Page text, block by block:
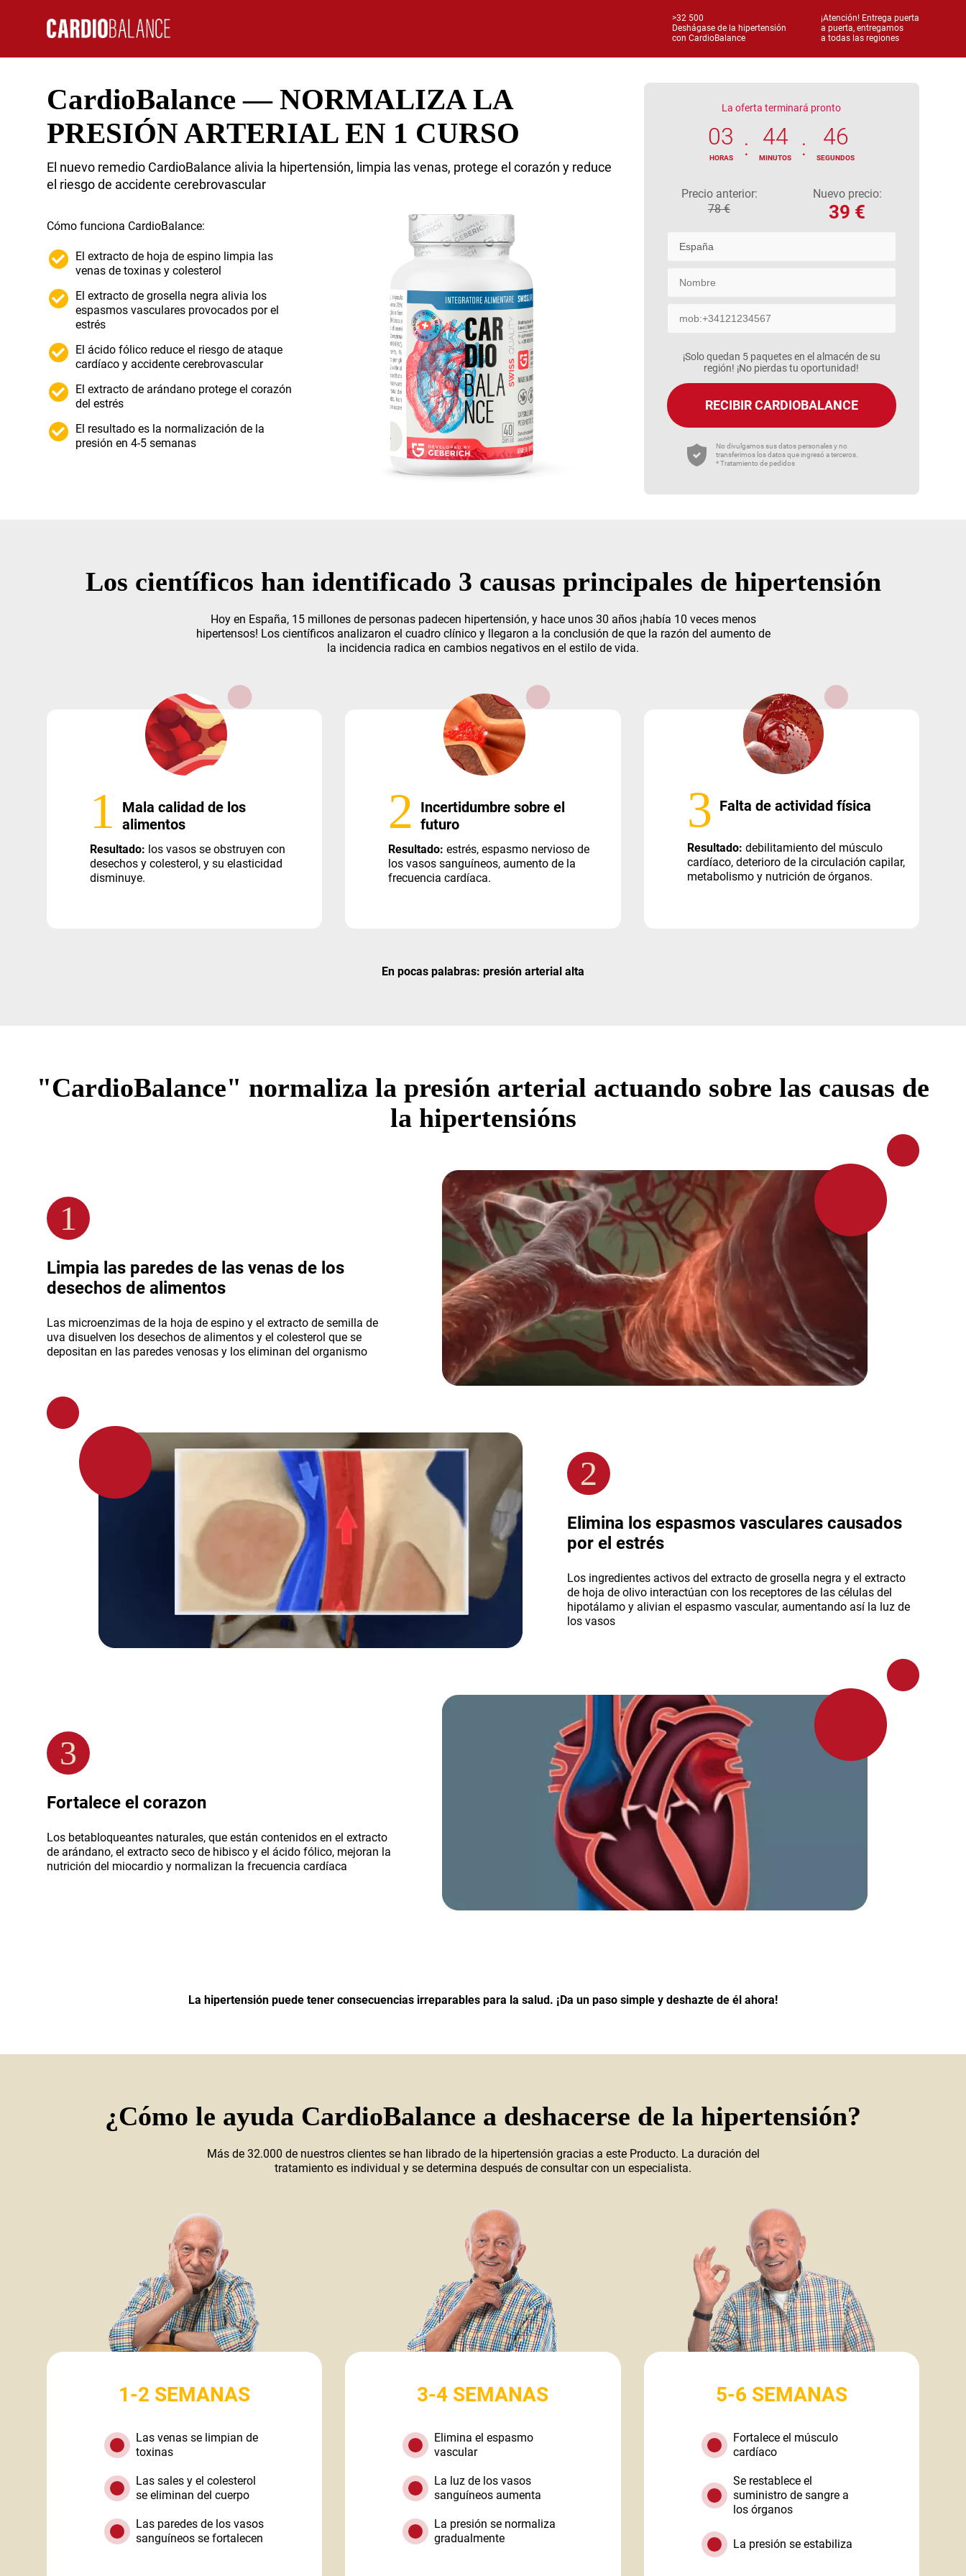
>32 500
Deshágase de la hipertensión
con CardioBalance
¡Atención! Entrega puerta
a puerta, entregamos
a todas las regiones
CardioBalance — NORMALIZA LA
PRESIÓN ARTERIAL EN 1 CURSO
El nuevo remedio CardioBalance alivia la hipertensión, limpia las venas, protege el corazón y reduce
el riesgo de accidente cerebrovascular
Cómo funciona CardioBalance:
El extracto de hoja de espino limpia las
venas de toxinas y colesterol
El extracto de grosella negra alivia los
espasmos vasculares provocados por el
estrés
El ácido fólico reduce el riesgo de ataque
cardíaco y accidente cerebrovascular
El extracto de arándano protege el corazón
del estrés
El resultado es la normalización de la
presión en 4-5 semanas
La oferta terminará pronto
03
HORAS : 44
MINUTOS : 45
SEGUNDOS
Precio anterior:
78 €
Nuevo precio:
39 €
¡Solo quedan 5 paquetes en el almacén de su
región! ¡No pierdas tu oportunidad!
RECIBIR CARDIOBALANCE
No divulgamos sus datos personales y no
transferimos los datos que ingresó a terceros.
* Tratamiento de pedidos
Los científicos han identificado 3 causas principales de hipertensión
Hoy en España, 15 millones de personas padecen hipertensión, y hace unos 30 años ¡había 10 veces menos
hipertensos! Los científicos analizaron el cuadro clínico y llegaron a la conclusión de que la razón del aumento de
la incidencia radica en cambios negativos en el estilo de vida.
1
Mala calidad de los
alimentos
Resultado: los vasos se obstruyen con
desechos y colesterol, y su elasticidad
disminuye.
2 Incertidumbre sobre el
futuro
Resultado: estrés, espasmo nervioso de
los vasos sanguíneos, aumento de la
frecuencia cardíaca.
3 Falta de actividad física
Resultado: debilitamiento del músculo
cardíaco, deterioro de la circulación capilar,
metabolismo y nutrición de órganos.
En pocas palabras: presión arterial alta
"CardioBalance" normaliza la presión arterial actuando sobre las causas de
la hipertensións
1
Limpia las paredes de las venas de los
desechos de alimentos
Las microenzimas de la hoja de espino y el extracto de semilla de
uva disuelven los desechos de alimentos y el colesterol que se
depositan en las paredes venosas y los eliminan del organismo
2
Elimina los espasmos vasculares causados ​​
por el estrés
Los ingredientes activos del extracto de grosella negra y el extracto
de hoja de olivo interactúan con los receptores de las células del
hipotálamo y alivian el espasmo vascular, aumentando así la luz de
los vasos
3
Fortalece el corazon
Los betabloqueantes naturales, que están contenidos en el extracto
de arándano, el extracto seco de hibisco y el ácido fólico, mejoran la
nutrición del miocardio y normalizan la frecuencia cardíaca
La hipertensión puede tener consecuencias irreparables para la salud. ¡Da un paso simple y deshazte de él ahora!
¿Cómo le ayuda CardioBalance a deshacerse de la hipertensión?
Más de 32.000 de nuestros clientes se han librado de la hipertensión gracias a este Producto. La duración del
tratamiento es individual y se determina después de consultar con un especialista.
1-2 SEMANAS
Las venas se limpian de
toxinas
Las sales y el colesterol
se eliminan del cuerpo
Las paredes de los vasos
sanguíneos se fortalecen
3-4 SEMANAS
Elimina el espasmo
vascular
La luz de los vasos
sanguíneos aumenta
La presión se normaliza
gradualmente
5-6 SEMANAS
Fortalece el músculo
cardíaco
Se restablece el
suministro de sangre a
los órganos
La presión se estabiliza